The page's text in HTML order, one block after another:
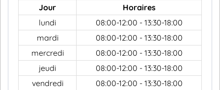
Jour
Horaires
lundi
08:00-12:00 - 13:30-18:00
mardi
08:00-12:00 - 13:30-18:00
mercredi
08:00-12:00 - 13:30-18:00
jeudi
08:00-12:00 - 13:30-18:00
vendredi
08:00-12:00 - 13:30-18:00